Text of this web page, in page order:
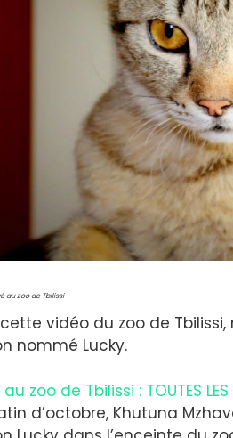
au zoo de Tbilissi
vidéo du zoo de
nommé Lucky.
zoo de Tbilissi : TOUTES LES
d’octobre, Khutuna